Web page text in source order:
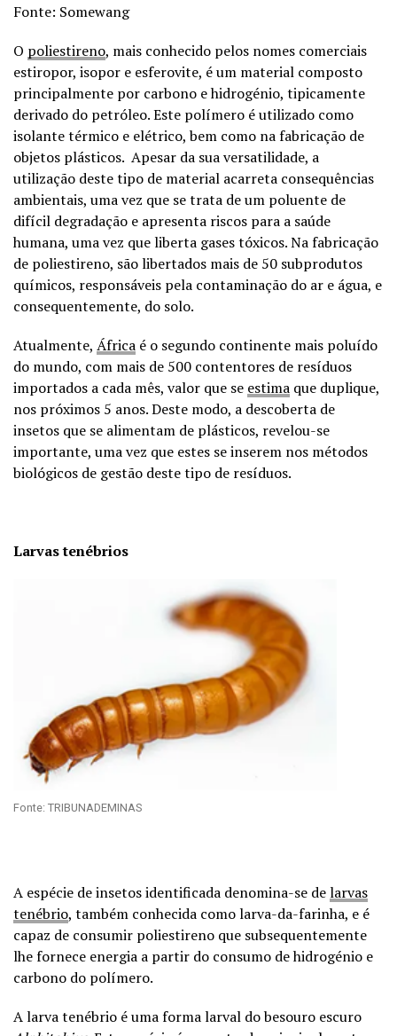
Fonte: Somewang
O poliestireno, mais conhecido pelos nomes comerciais
estiropor, isopor e esferovite, é um material composto
principalmente por carbono e hidrogénio, tipicamente
derivado do petróleo. Este polímero é utilizado como
isolante térmico e elétrico, bem como na fabricação de
objetos plásticos. Apesar da sua versatilidade, a
utilização deste tipo de material acarreta consequências
ambientais, uma vez que se trata de um poluente de
difícil degradação e apresenta riscos para a saúde
humana, uma vez que liberta gases tóxicos. Na fabricação
de poliestireno, são libertados mais de 50 subprodutos
químicos, responsáveis pela contaminação do ar e água, e
consequentemente, do solo.
Atualmente, África é o segundo continente mais poluído
do mundo, com mais de 500 contentores de resíduos
importados a cada mês, valor que se estima que duplique,
nos próximos 5 anos. Deste modo, a descoberta de
insetos que se alimentam de plásticos, revelou-se
importante, uma vez que estes se inserem nos métodos
biológicos de gestão deste tipo de resíduos.
Larvas tenébrios
Fonte: TRIBUNADEMINAS
A espécie de insetos identificada denomina-se delarvas
tenébrio, também conhecida como larva-da-farinha, e é
capaz de consumir poliestireno que subsequentemente
lhe fornece energia a partir do consumo de hidrogénio e
carbono do polímero.
A larva tenébrio é uma forma larval do besouro escuro